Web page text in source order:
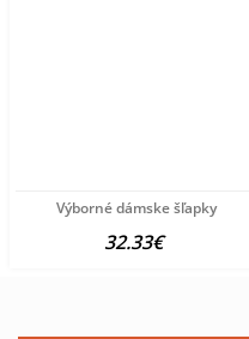
Výborné dámske šľapky
32.33€